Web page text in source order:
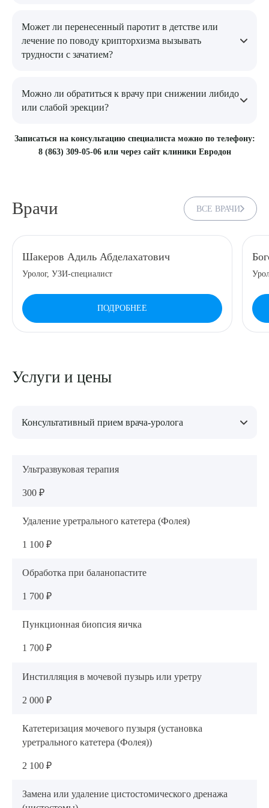
начинает ухудшаться у мужчины с 30-35 лет, как и снижаться
выработка тестостерона. И даже если ранее от мужчины были
рождены дети, это не показатель того, что спустя годы у него
Может ли перенесенный паротит в детстве или
лечение по поводу крипторхизма вызывать
трудности с зачатием?
выполнена не в течении первого года жизни мальчика, а
значительно позже. Эта ситуация способствовала перегреву
Можно ли обратиться к врачу при снижении либидо
или слабой эрекции?
Да, такие жалобы – частый повод для консультации. Они
могут быть связаны с сосудистыми, гормональными,
Записаться на консультацию специалиста можно по телефону:
8 (863) 309-05-06 или через сайт клиники Евродон
Врачи ВСЕ ВРАЧИ
Шакеров Адиль Абделахатович
Уролог, УЗИ-специалист
ПОДРОБНЕЕ
Услуги и цены
Консультативный прием врача-уролога
3 300 ₽
Консультация врача-уролога (повторная) III
3 400 ₽
Ультразвуковая терапия
300 ₽
Удаление уретрального катетера (Фолея)
1 100 ₽
Обработка при баланопастите
1 700 ₽
Пункционная биопсия яичка
1 700 ₽
Инстилляция в мочевой пузырь или уретру
2 000 ₽
Катетеризация мочевого пузыря (установка
уретрального катетера (Фолея))
2 100 ₽
Замена или удаление цистостомического дренажа